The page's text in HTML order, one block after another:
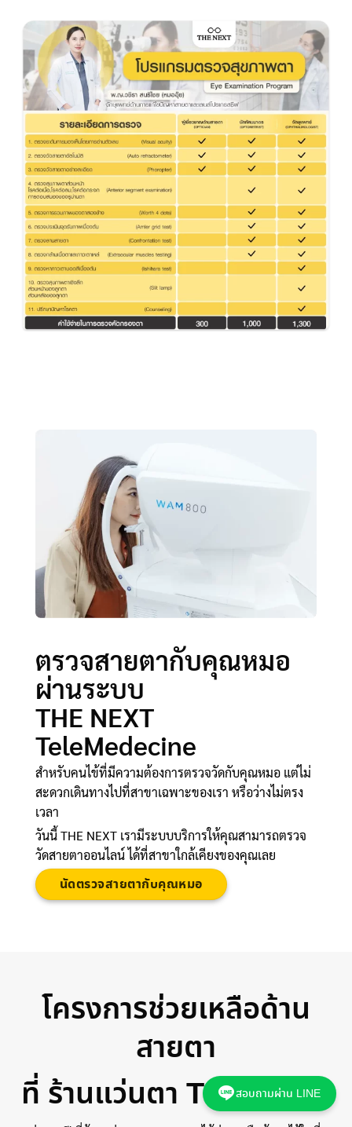
ตรวจสายตากับคุณหมอ
ผ่านระบบ
THE NEXT
TeleMedecine
สำหรับคนไข้ที่มีความต้องการตรวจวัดกับคุณหมอ แต่ไม่
สะดวกเดินทางไปที่สาขาเฉพาะของเรา หรือว่างไม่ตรง
เวลา
วันนี้ THE NEXT เรามีระบบบริการให้คุณสามารถตรวจ
วัดสายตาออนไลน์ ได้ที่สาขาใกล้เคียงของคุณเลย
นัดตรวจสายตากับคุณหมอ
โครงการช่วยเหลือด้าน
สายตา
ที่ ร้านแว่นตา THE NEXT
สอบถามผ่าน LINE